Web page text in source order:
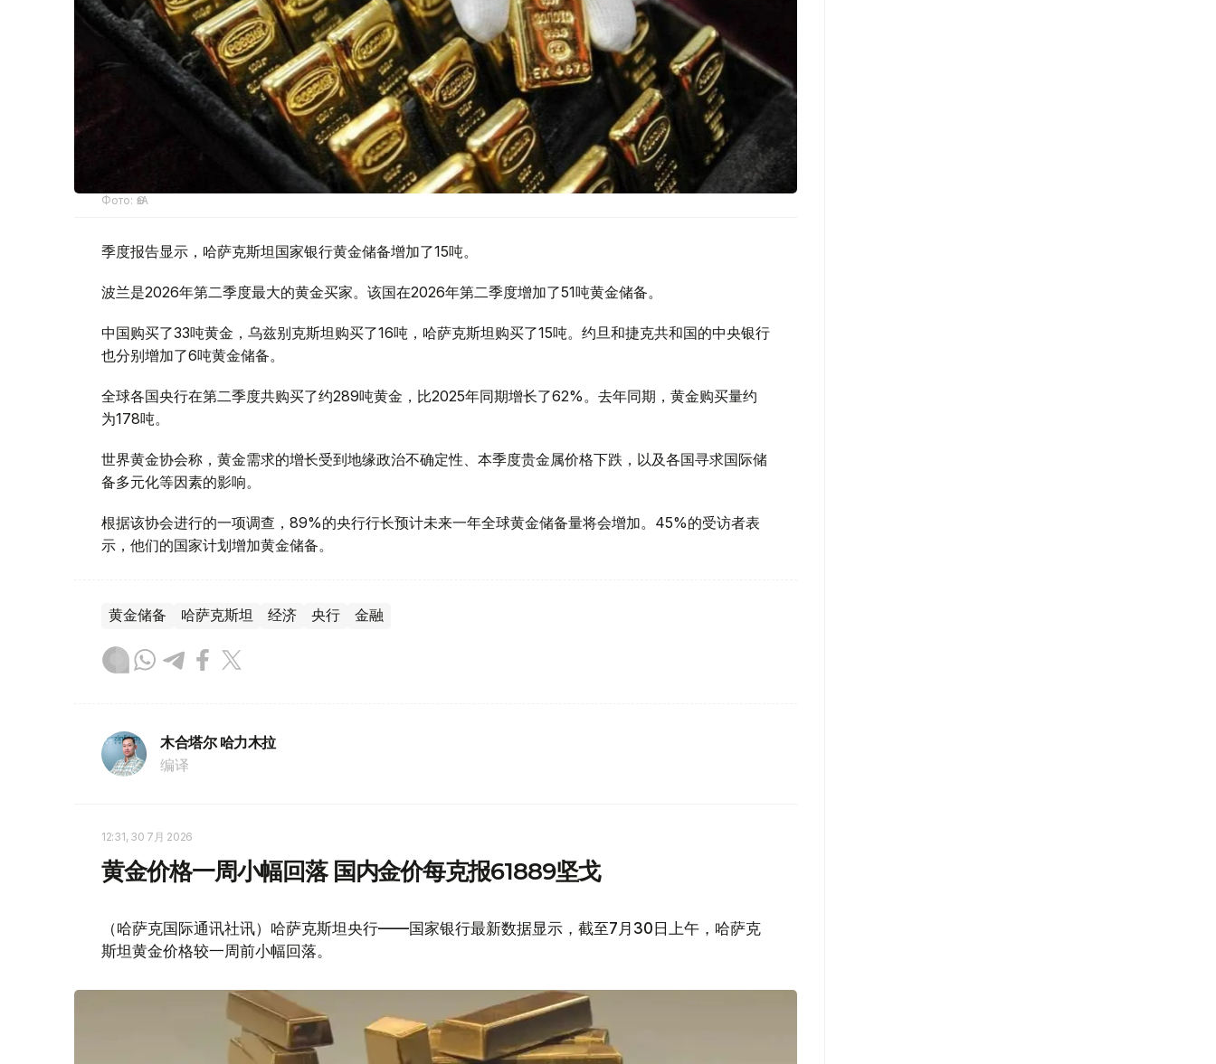
Фото: ӨзА
季度报告显示，哈萨克斯坦国家银行黄金储备增加了15吨。
波兰是2026年第二季度最大的黄金买家。该国在2026年第二季度增加了51吨黄金储备。
中国购买了33吨黄金，乌兹别克斯坦购买了16吨，哈萨克斯坦购买了15吨。约旦和捷克共和国的中央银行
也分别增加了6吨黄金储备。
全球各国央行在第二季度共购买了约289吨黄金，比2025年同期增长了62%。去年同期，黄金购买量约
为178吨。
世界黄金协会称，黄金需求的增长受到地缘政治不确定性、本季度贵金属价格下跌，以及各国寻求国际储
备多元化等因素的影响。
根据该协会进行的一项调查，89%的央行行长预计未来一年全球黄金储备量将会增加。45%的受访者表
示，他们的国家计划增加黄金储备。
黄金储备 哈萨克斯坦 经济 央行 金融
木合塔尔 哈力木拉
编译
12:31, 30 7月 2026
黄金价格一周小幅回落 国内金价每克报61889坚戈
（哈萨克国际通讯社讯）哈萨克斯坦央行——国家银行最新数据显示，截至7月30日上午，哈萨克
斯坦黄金价格较一周前小幅回落。